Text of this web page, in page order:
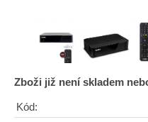
Zboži již není skladem
Kód: